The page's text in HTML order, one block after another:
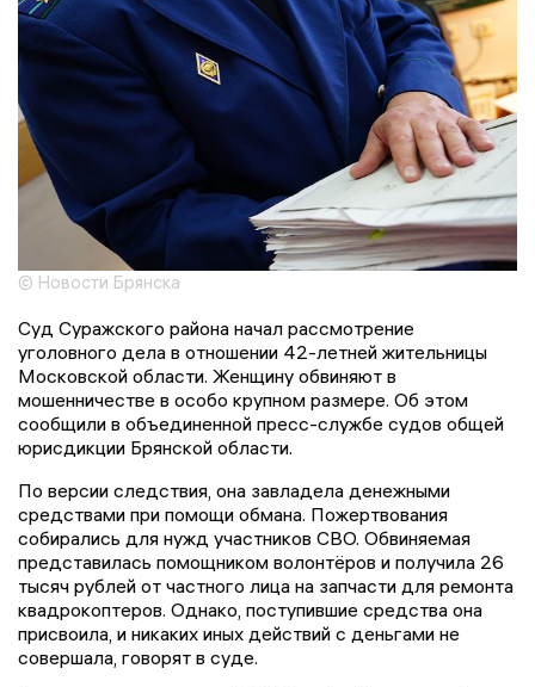
© Новости Брянска
Суд Суражского района начал рассмотрение
уголовного дела в отношении 42-летней жительницы
Московской области. Женщину обвиняют в
мошенничестве в особо крупном размере. Об этом
сообщили в объединенной пресс-службе судов общей
юрисдикции Брянской области.
По версии следствия, она завладела денежными
средствами при помощи обмана. Пожертвования
собирались для нужд участников СВО. Обвиняемая
представилась помощником волонтёров и получила 26
тысяч рублей от частного лица на запчасти для ремонта
квадрокоптеров. Однако, поступившие средства она
присвоила, и никаких иных действий с деньгами не
совершала, говорят в суде.